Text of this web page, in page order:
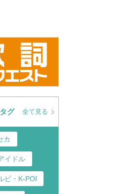
グ 全て見る
カ
イドル
ビ・K-POP和訳